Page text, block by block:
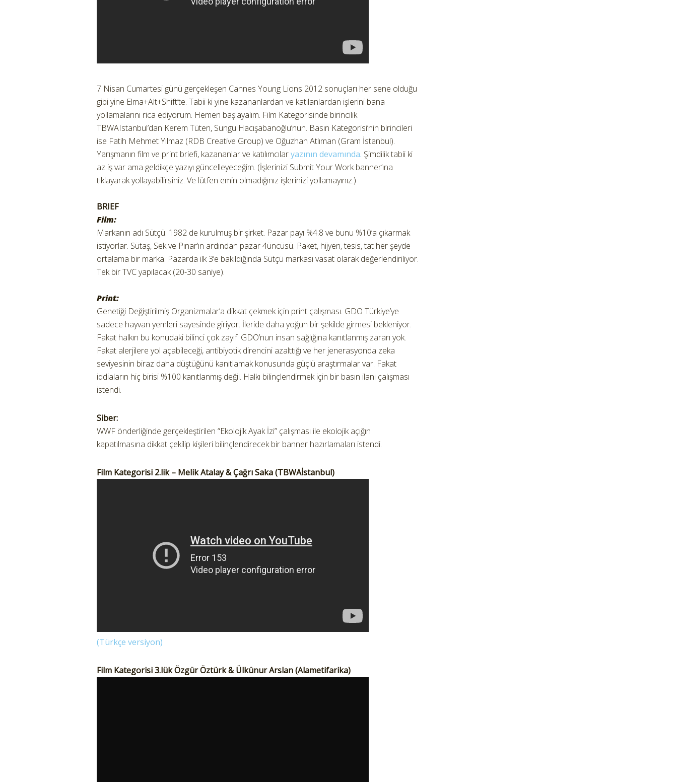
7 Nisan Cumartesi günü gerçekleşen Cannes Young Lions 2012 sonuçları her sene olduğu
gibi yine Elma+Alt+Shift’te. Tabii ki yine kazananlardan ve katılanlardan işlerini bana
yollamalarını rica ediyorum. Hemen başlayalım. Film Kategorisinde birincilik
TBWAIstanbul’dan Kerem Tüten, Sungu Hacışabanoğlu’nun. Basın Kategorisi’nin birincileri
ise Fatih Mehmet Yılmaz (RDB Creative Group) ve Oğuzhan Atlıman (Gram İstanbul).
Yarışmanın film ve print briefi, kazananlar ve katılımcılaryazının devamında. Şimdilik tabii ki
az iş var ama geldikçe yazıyı güncelleyeceğim. (İşlerinizi Submit Your Work banner’ına
tıklayarak yollayabilirsiniz. Ve lütfen emin olmadığınız işlerinizi yollamayınız.)
BRIEF
Film:
Markanın adı Sütçü. 1982 de kurulmuş bir şirket. Pazar payı %4.8 ve bunu %10’a çıkarmak
istiyorlar. Sütaş, Sek ve Pınar’ın ardından pazar 4üncüsü. Paket, hijyen, tesis, tat her şeyde
ortalama bir marka. Pazarda ilk 3’e bakıldığında Sütçü markası vasat olarak değerlendiriliyor.
Tek bir TVC yapılacak (20-30 saniye).
Print:
Genetiği Değiştirilmiş Organizmalar’a dikkat çekmek için print çalışması. GDO Türkiye’ye
sadece hayvan yemleri sayesinde giriyor. İleride daha yoğun bir şekilde girmesi bekleniyor.
Fakat halkın bu konudaki bilinci çok zayıf. GDO’nun insan sağlığına kanıtlanmış zararı yok.
Fakat alerjilere yol açabileceği, antibiyotik direncini azalttığı ve her jenerasyonda zeka
seviyesinin biraz daha düştüğünü kanıtlamak konusunda güçlü araştırmalar var. Fakat
iddiaların hiç birisi %100 kanıtlanmış değil. Halkı bilinçlendirmek için bir basın ilanı çalışması
istendi.
Siber:
WWF önderliğinde gerçekleştirilen “Ekolojik Ayak İzi” çalışması ile ekolojik açığın
kapatılmasına dikkat çekilip kişileri bilinçlendirecek bir banner hazırlamaları istendi.
Film Kategorisi 2.lik – Melik Atalay & Çağrı Saka (TBWAİstanbul)
(Türkçe versiyon)
Film Kategorisi 3.lük Özgür Öztürk & Ülkünur Arslan (Alametifarika)